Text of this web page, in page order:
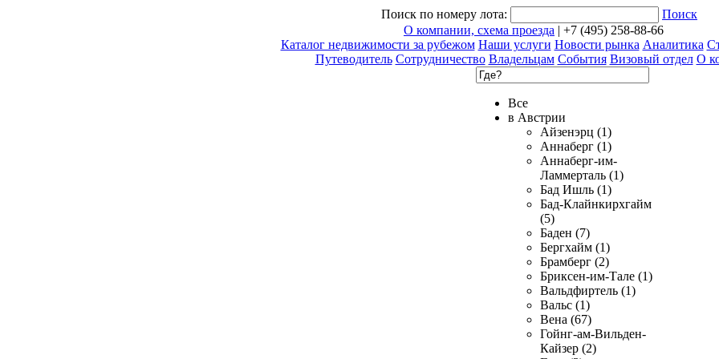
Поиск по номеру лота:
Поиск
О компании, схема проезда | +7 (495) 258-88-66
Каталог недвижимости за рубежом Наши услуги Новости рынка Аналитика
Путеводитель Сотрудничество Владельцам События Визовый отдел О
Все
в Австрии
Айзенэрц (1)
Аннаберг (1)
Аннаберг-им-
Ламмерталь (1)
Бад Ишль (1)
Бад-Клайнкирхгайм
(5)
Баден (7)
Бергхайм (1)
Брамберг (2)
Бриксен-им-Тале (1)
Вальдфиртель (1)
Вальс (1)
Вена (67)
Гойнг-ам-Вильден-
Кайзер (2)